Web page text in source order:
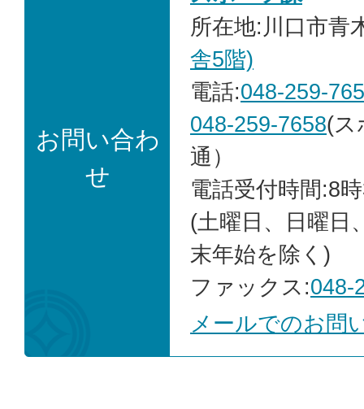
お問い合わ
せ
所在地:川口市青
舎5階)
電話:048-259-
048-259-7658(ス
通）
電話受付時間:8
(土曜日、日曜日
末年始を除く)
ファックス:048-
メールでのお問